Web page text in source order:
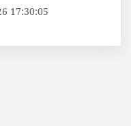
17:30:05